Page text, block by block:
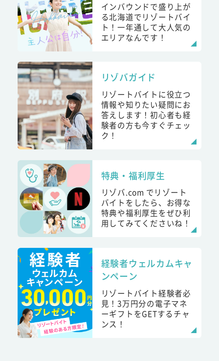
インバウンドで盛り上が
る北海道でリゾートバイ
ト！一年通して大人気の
エリアなんです！
リゾバガイド
リゾートバイトに役立つ
情報や知りたい疑問にお
答えします！初心者も経
験者の方も今すぐチェッ
ク！
特典・福利厚生
リゾバ.com でリゾート
バイトをしたら、お得な
特典や福利厚生をぜひ利
用してみてくださいね！
経験者ウェルカムキャ
ンペーン
リゾートバイト経験者必
見！3万円分の電子マネ
ーギフトをGETするチャ
ンス！